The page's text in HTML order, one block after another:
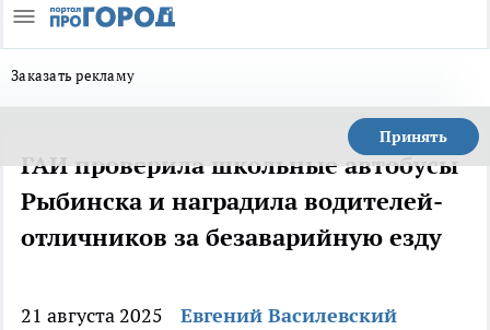
Заказать рекламу
Принять
ГАИ проверила школьные автобусы
Рыбинска и наградила водителей-
отличников за безаварийную езду
21 августа 2025 Евгений Василевский